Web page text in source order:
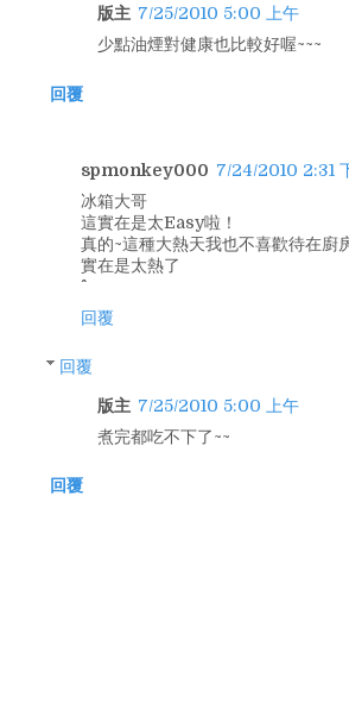
版主 7/25/2010 5:00 上午
少點油煙對健康也比較好喔~~~
回覆
spmonkey000 7/24/2010 2:31
冰箱大哥
這實在是太Easy啦！
真的~這種大熱天我也不喜歡待在廚
實在是太熱了
回覆
回覆
版主 7/25/2010 5:00 上午
煮完都吃不下了~~
回覆